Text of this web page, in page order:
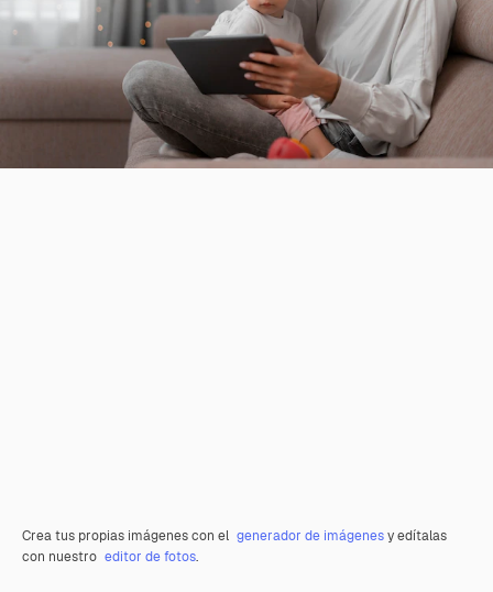
Crea tus propias imágenes con el generador de imágenesy edítalas
con nuestro editor de fotos.